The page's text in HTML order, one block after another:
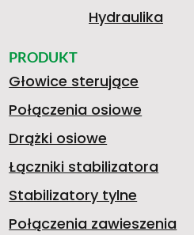
Hydraulika
PRODUKT
Głowice sterujące
Połączenia osiowe
Drążki osiowe
Łączniki stabilizatora
Stabilizatory tylne
Połączenia zawieszenia